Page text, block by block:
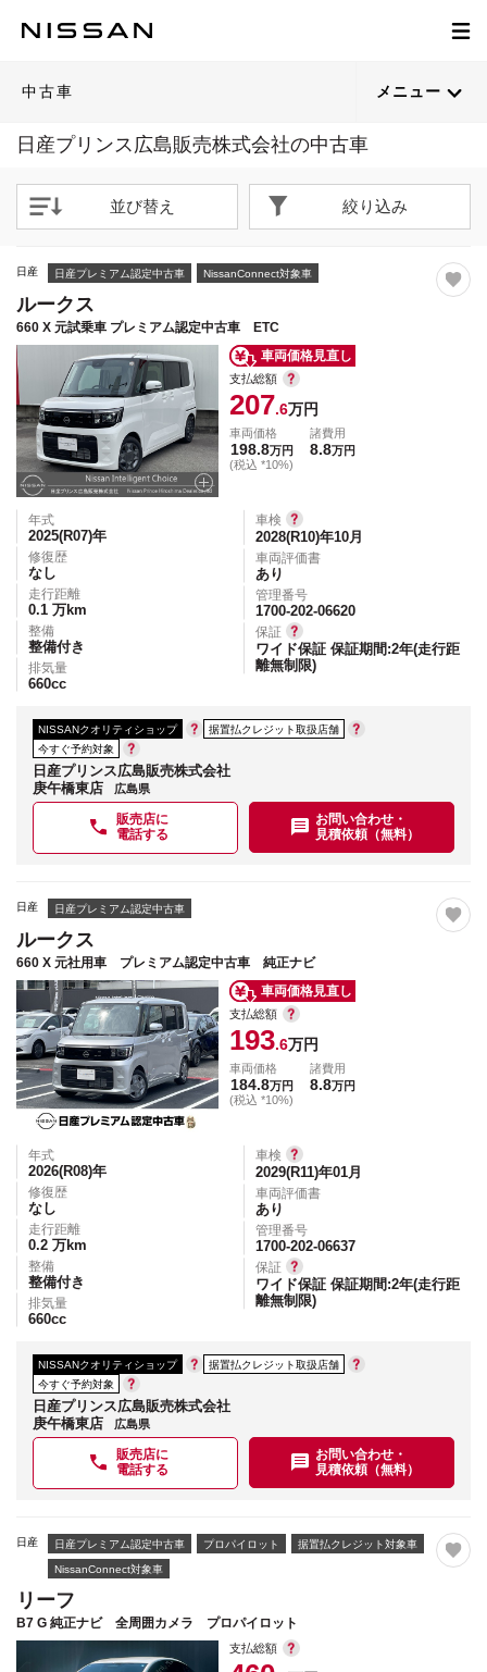
中古車 メニュー
日産プリンス広島販売株式会社の中古車
並び替え 絞り込み
56
閉じる
日産 日産プレミアム認定中古車 NissanConnect対象車
ルークス
660 X 元試乗車 プレミアム認定中古車 ETC
車両価格見直し
支払総額
207.6万円
車両価格
198.8万円
(税込 *10%)
諸費用
8.8万円
年式
2025(R07)年
修復歴
なし
走行距離
0.1 万km
整備
整備付き
排気量
660cc
車検
2028(R10)年10月
車両評価書
あり
管理番号
1700-202-06620
保証
ワイド保証 保証期間:2年(走行距
離無制限)
NISSANクオリティショップ
据置払クレジット取扱店舗
今すぐ予約対象
日産プリンス広島販売株式会社
庚午橋東店
広島県
販売店に
電話する
お問い合わせ・
見積依頼（無料）
55
閉じる
日産 日産プレミアム認定中古車
ルークス
660 X 元社用車 プレミアム認定中古車 純正ナビ
車両価格見直し
支払総額
193.6万円
車両価格
184.8万円
(税込 *10%)
諸費用
8.8万円
年式
2026(R08)年
修復歴
なし
走行距離
0.2 万km
整備
整備付き
排気量
660cc
車検
2029(R11)年01月
車両評価書
あり
管理番号
1700-202-06637
保証
ワイド保証 保証期間:2年(走行距
離無制限)
NISSANクオリティショップ
据置払クレジット取扱店舗
今すぐ予約対象
日産プリンス広島販売株式会社
庚午橋東店
広島県
販売店に
電話する
お問い合わせ・
見積依頼（無料）
65
閉じる
日産 日産プレミアム認定中古車 プロパイロット 据置払クレジット対象車
NissanConnect対象車
リーフ
B7 G 純正ナビ 全周囲カメラ プロパイロット
支払総額
40
閉じる 43
閉じる 56
閉じる 51
閉じる 69
閉じる 59
閉じる 38
閉じる 64
閉じる 62
閉じる 59
閉じる 61
閉じる 61
閉じる 38
閉じる 46
閉じる 65
閉じる 57
閉じる 55
閉じる